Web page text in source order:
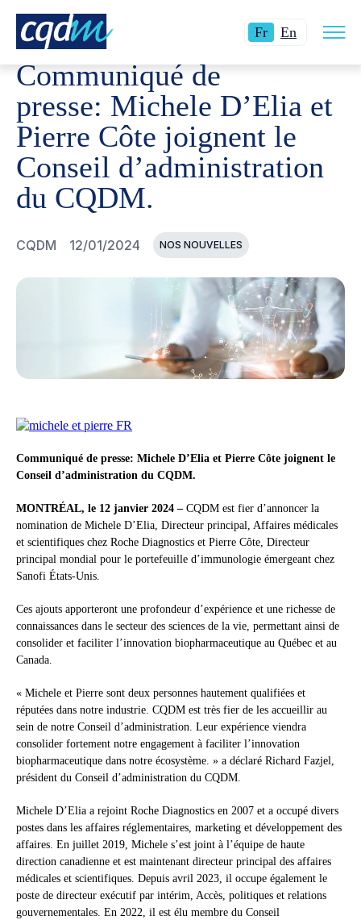
FrLangue
En Switchla
site
CQDM NOUVELLES ET ÉVÉNEMENTS COMMUNIQUÉ
Communiqué de
presse: Michele D’Elia et
Pierre Côte joignent le
Conseil d’administration
du CQDM.
CQDM 12/01/2024 NOS NOUVELLES
Communiqué de presse: Michele D’Elia et Pierre Côte joignent le
Conseil d’administration du CQDM.
MONTRÉAL, le 12 janvier 2024 – CQDM est fier d’annoncer la
nomination de Michele D’Elia, Directeur principal, Affaires médicales
et scientifiques chez Roche Diagnostics et Pierre Côte, Directeur
principal mondial pour le portefeuille d’immunologie émergeant chez
Sanofi États-Unis.
Ces ajouts apporteront une profondeur d’expérience et une richesse de
connaissances dans le secteur des sciences de la vie, permettant ainsi de
consolider et faciliter l’innovation biopharmaceutique au Québec et au
Canada.
« Michele et Pierre sont deux personnes hautement qualifiées et
réputées dans notre industrie. CQDM est très fier de les accueillir au
sein de notre Conseil d’administration. Leur expérience viendra
consolider fortement notre engagement à faciliter l’innovation
biopharmaceutique dans notre écosystème. » a déclaré Richard Fazjel,
président du Conseil d’administration du CQDM.
Michele D’Elia a rejoint Roche Diagnostics en 2007 et a occupé divers
postes dans les affaires réglementaires, marketing et développement des
affaires. En juillet 2019, Michele s’est joint à l’équipe de haute
direction canadienne et est maintenant directeur principal des affaires
médicales et scientifiques. Depuis avril 2023, il occupe également le
poste de directeur exécutif par intérim, Accès, politiques et relations
gouvernementales. En 2022, il est élu membre du Conseil